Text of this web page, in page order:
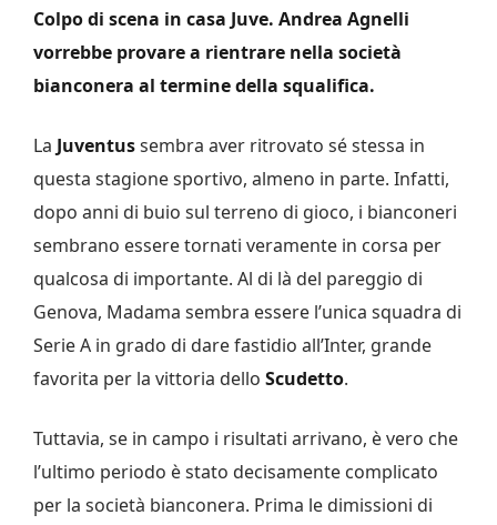
Colpo di scena in casa Juve. Andrea Agnelli
vorrebbe provare a rientrare nella società
bianconera al termine della squalifica.
La Juventussembra aver ritrovato sé stessa in
questa stagione sportivo, almeno in parte. Infatti,
dopo anni di buio sul terreno di gioco, i bianconeri
sembrano essere tornati veramente in corsa per
qualcosa di importante. Al di là del pareggio di
Genova, Madama sembra essere l’unica squadra di
Serie A in grado di dare fastidio all’Inter, grande
favorita per la vittoria dello Scudetto.
Tuttavia, se in campo i risultati arrivano, è vero che
l’ultimo periodo è stato decisamente complicato
per la società bianconera. Prima le dimissioni di